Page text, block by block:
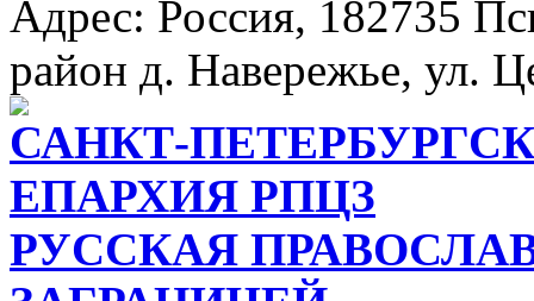
Адрес: Россия, 182735
район д. Навережье, ул.
САНКТ-
ЕПАРХИЯ РПЦЗ
РУССКАЯ